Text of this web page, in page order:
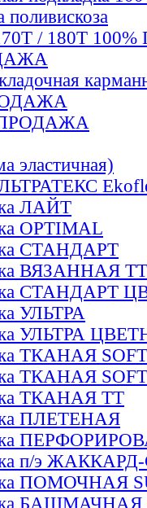
поливискоза
/ 180Т 100%
эластичная)
ЛАЙТ
OPTIMAL
СТАНДАРТ
ВЯЗАННАЯ
СТАНДАРТ
УЛЬТРА
УЛЬТРА
ТКАНАЯ SOFT
ТКАНАЯ
ТКАНАЯ ТТ
ПЛЕТЕНАЯ
п/э
ПОМОЧНАЯ
БАШМАЧНАЯ